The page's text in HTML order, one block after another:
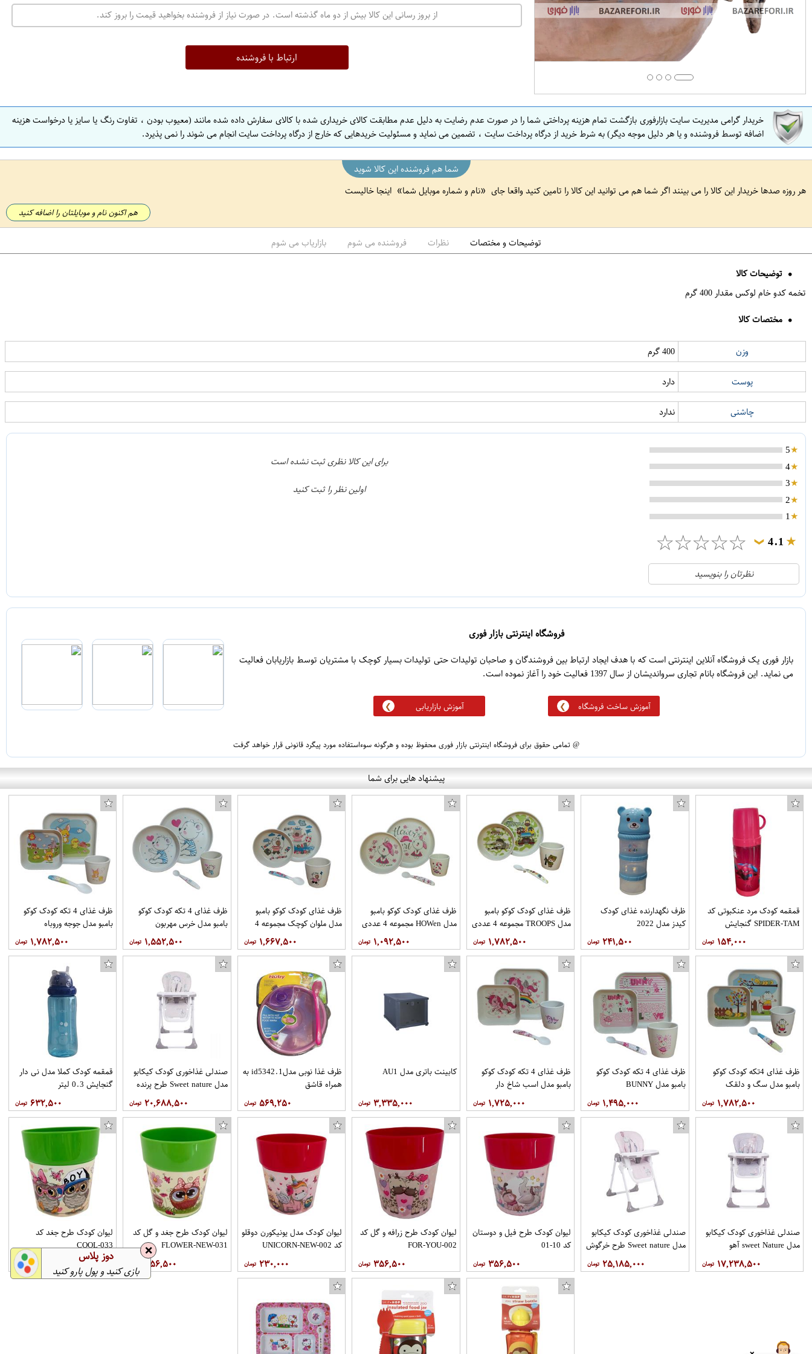
ت
ه
ص
ف
ا
ن
ا
ف
ه
از بروز رسانی این کالا بیش از دو ماه گذشته است. در صورت نیاز از فروشنده بخواهید قیمت را بروز کند.
ارتباط با فروشنده
خریدار گرامی مدیریت سایت بازارفوری بازگشت تمام هزینه پرداختی شما را در صورت عدم رضایت به دلیل عدم مطابقت کالای خریداری شده با کالای سفارش داده شده مانند (معیوب بودن ، تفاوت رنگ یا سایز یا درخواست هزینه
اضافه توسط فروشنده و یا هر دلیل موجه دیگر) به شرط خرید از درگاه پرداخت سایت ، تضمین می نماید و مسئولیت خریدهایی که خارج از درگاه پرداخت سایت انجام می شوند را نمی پذیرد.
شما هم فروشنده این کالا شوید
هر روزه صدها خریدار این کالا را می بینند اگر شما هم می توانید این کالا را تامین کنید واقعا جای
نام و شماره موبایل شما اینجا خالیست
هم اکنون نام و موبایلتان را اضافه کنید
توضیحات و مختصات نظرات فروشنده می شوم بازاریاب می شوم
توضیحات کالا
تخمه کدو خام لوکس مقدار 400 گرم
مختصات کالا
وزن 400 گرم
پوست دارد
چاشنی ندارد
5
4
3
2
1
4.1
❯
☆
☆
☆
☆
☆
21
3
1
1
5
نظرتان را بنویسید
برای این کالا نظری ثبت نشده است
اولین نظر را ثبت کنید
فروشگاه اینترنتی بازار فوری
بازار فوری یک فروشگاه آنلاین اینترنتی است که با هدف ایجاد ارتباط بین فروشندگان و صاحبان تولیدات حتی تولیدات بسیار کوچک با مشتریان توسط بازاریابان فعالیت
می نماید. این فروشگاه بانام تجاری سرواندیشان از سال 1397 فعالیت خود را آغاز نموده است.
آموزش ساخت فروشگاه آموزش بازاریابی
@ تمامی حقوق برای فروشگاه اینترنتی بازار فوری محفوظ بوده و هرگونه سوءاستفاده مورد پیگرد قانونی قرار خواهد گرفت
پیشنهاد هایی برای شما
قمقمه کودک مرد عنکبوتی کد
SPIDER-TAM گنجایش
۱۵۴,۰۰۰
ظرف نگهدارنده غذای کودک
کیدز مدل 2022
۲۴۱,۵۰۰
ظرف غذای کودک کوکو بامبو
مدل TROOPS مجموعه 4 عددی
۱,۷۸۲,۵۰۰
ظرف غذای کودک کوکو بامبو
مدل HOWen مجموعه 4 عددی
۱,۰۹۲,۵۰۰
ظرف غذای کودک کوکو بامبو
مدل ملوان کوچک مجموعه 4
۱,۶۶۷,۵۰۰
ظرف غذای 4 تکه کودک کوکو
بامبو مدل خرس مهربون
۱,۵۵۲,۵۰۰
ظرف غذای 4 تکه کودک کوکو
بامبو مدل جوجه وروباه
۱,۷۸۲,۵۰۰
ظرف غذای 4تکه کودک کوکو
بامبو مدل سگ و دلقک
۱,۷۸۲,۵۰۰
ظرف غذای 4 تکه کودک کوکو
بامبو مدل BUNNY
۱,۴۹۵,۰۰۰
ظرف غذای 4 تکه کودک کوکو
بامبو مدل اسب شاخ دار
۱,۷۲۵,۰۰۰
کابینت باتری مدل AU1
۳,۳۳۵,۰۰۰
ظرف غذا نوبی مدلid5342.1 به
همراه قاشق
۵۶۹,۲۵۰
صندلی غذاخوری کودک کیکابو
مدل Sweet nature طرح پرنده
۲۰,۶۸۸,۵۰۰
قمقمه کودک کملا مدل نی دار
گنجایش 0.3 لیتر
۶۳۲,۵۰۰
صندلی غذاخوری کودک کیکابو
مدل sweet Nature آهو
۱۷,۲۳۸,۵۰۰
صندلی غذاخوری کودک کیکابو
مدل Sweet nature طرح خرگوش
۲۵,۱۸۵,۰۰۰
لیوان کودک طرح فیل و دوستان
کد 10-01
۳۵۶,۵۰۰
لیوان کودک طرح زرافه و گل کد
FOR-YOU-002
۳۵۶,۵۰۰
لیوان کودک مدل یونیکورن دوقلو
کد UNICORN-NEW-002
۲۳۰,۰۰۰
لیوان کودک طرح جغد و گل کد
FLOWER-NEW-031
۳۵۶,۵۰۰
لیوان کودک طرح جغد کد
COOL-033
۳۵۶,۵۰۰
❌ دوز پلاس
بازی کنید و پول پارو کنید